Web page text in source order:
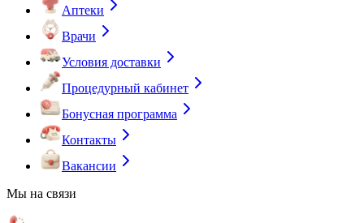
Аптеки
Врачи
Условия доставки
Процедурный кабинет
Бонусная программа
Контакты
Вакансии
Мы на связи